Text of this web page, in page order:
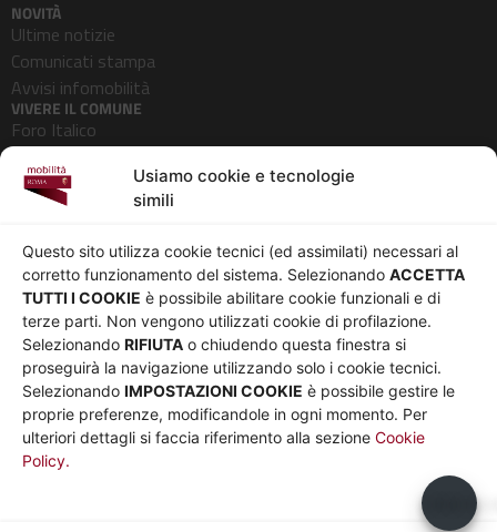
Usiamo cookie e tecnologie
simili
Questo sito utilizza cookie tecnici (ed assimilati) necessari al
corretto funzionamento del sistema. Selezionando ACCETTA
TUTTI I COOKIE è possibile abilitare cookie funzionali e di
terze parti. Non vengono utilizzati cookie di profilazione.
Selezionando RIFIUTA o chiudendo questa finestra si
proseguirà la navigazione utilizzando solo i cookie tecnici.
Selezionando IMPOSTAZIONI COOKIE è possibile gestire le
proprie preferenze, modificandole in ogni momento. Per
ulteriori dettagli si faccia riferimento alla sezione Cookie
Policy.
NOVITÀ
Ultime notizie
Comunicati stampa
Avvisi infomobilità
VIVERE IL COMUNE
Foro Italico
Pedonalizzazioni
Aeroporti
Chi siamo
Governance
Whistleblowing
Co-Marketing
Social media policy
Informativa Cookie
Informativa Sito web e
social media
Privacy
Parità di genere
Amministrazione
trasparente
Bandi e gare
Note legali
UTILITÀ
Usiamo